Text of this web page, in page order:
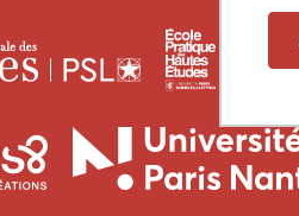
École
nationale
des
chartes
École
pratique
des
hautes
études
Université
Paris